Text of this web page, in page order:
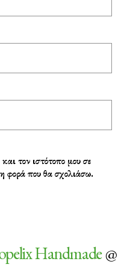
τον ιστότοπο μου σε
φορά που θα σχολιάσω.
Handmade@